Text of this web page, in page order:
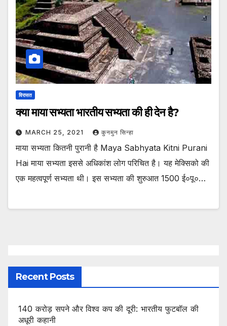
विरासत
क्या माया सभ्यता भारतीय सभ्यता की ही देन है?
MARCH 25, 2021 कुनमुन सिन्हा
माया सभ्यता कितनी पुरानी है Maya Sabhyata Kitni Purani
Hai माया सभ्यता इससे अधिकांश लोग परिचित है। यह मेक्सिको की
एक महत्वपूर्ण सभ्यता थी। इस सभ्यता की शुरुआत 1500 ई०पू०…
Recent Posts
140 करोड़ सपने और विश्व कप की दूरी: भारतीय फुटबॉल की
अधूरी कहानी